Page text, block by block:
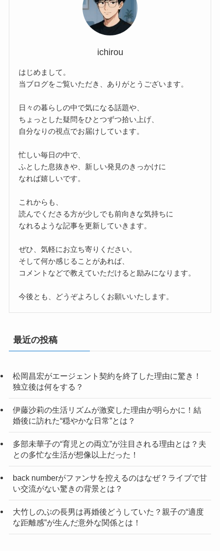
ichirou
はじめまして。
当ブログをご覧いただき、ありがとうございます。
日々の暮らしの中で気になる話題や、
ちょっとした疑問をひとつずつ拾い上げ、
自分なりの視点でお届けしています。
忙しい毎日の中で、
ふとした息抜きや、新しい発見のきっかけに
なれば嬉しいです。
これからも、
読んでくださる方が少しでも前向きな気持ちに
なれるような記事を更新していきます。
ぜひ、気軽にお立ち寄りください。
そして何か感じることがあれば、
コメントなどで教えていただけると励みになります。
今後とも、どうぞよろしくお願いいたします。
最近の投稿
松岡昌宏がエージェント契約を終了した理由に驚き！
独立後は何をする？
伊藤沙莉の生活リズムが激変した理由が明らかに！結
婚後に訪れた“穏やかな日常”とは？
多部未華子の“育児との両立”が注目される理由とは？夫
との多忙な生活が想像以上だった！
back numberがファンサを控えるのはなぜ？ライブで甘
い交流がない驚きの背景とは？
大竹しのぶの長男は再婚後どうしていた？親子の“適度
な距離感”が生んだ意外な関係とは！